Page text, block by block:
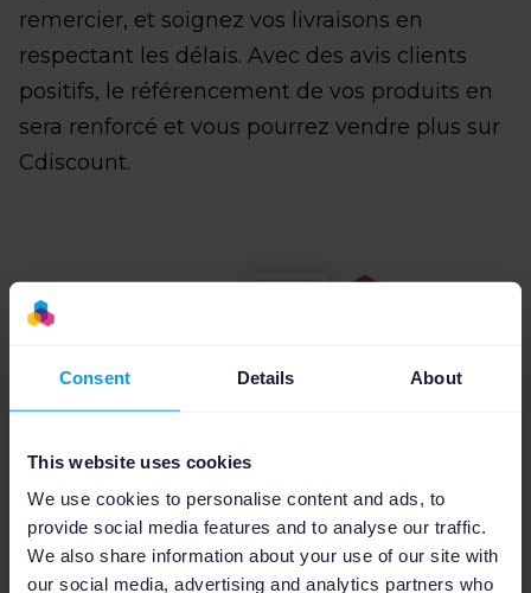
Consent Details About
This website uses cookies
We use cookies to personalise content and ads, to
provide social media features and to analyse our traffic.
We also share information about your use of our site with
our social media, advertising and analytics partners who
remercier, et soignez vos livraisons en
respectant les délais. Avec des avis clients
positifs, le référencement de vos produits en
sera renforcé et vous pourrez vendre plus sur
Cdiscount.